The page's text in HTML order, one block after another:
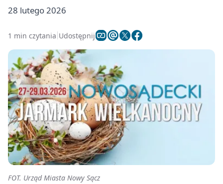
28 lutego 2026
1 min czytania Udostępnij
FOT. Urząd Miasta Nowy Sącz